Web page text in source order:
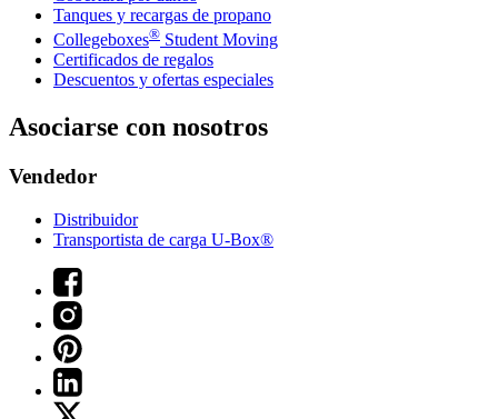
Tanques y recargas de propano
Collegeboxes® Student Moving
Certificados de regalos
Descuentos y ofertas especiales
Asociarse con nosotros
Vendedor
Distribuidor
Transportista de carga U-Box®